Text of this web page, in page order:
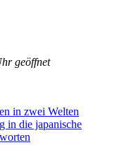
geöffnet
in zwei Welten
in die japanische